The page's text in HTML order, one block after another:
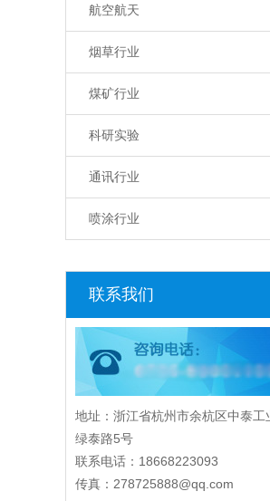
航空航天
烟草行业
煤矿行业
科研实验
通讯行业
喷涂行业
联系我们
地址：浙江省杭州市余杭区中泰工
绿泰路5号
联系电话：18668223093
传真：278725888@qq.com